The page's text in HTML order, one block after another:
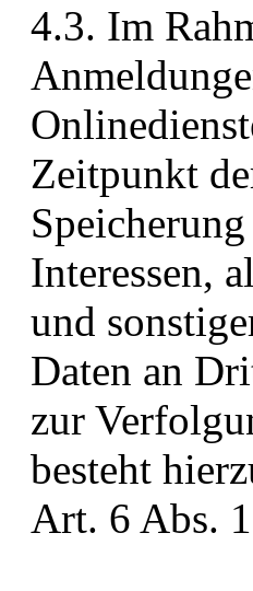
4.3. Im
Zeitpunkt
Interessen,
und
Daten an
zur
besteht
Art. 6 Abs.